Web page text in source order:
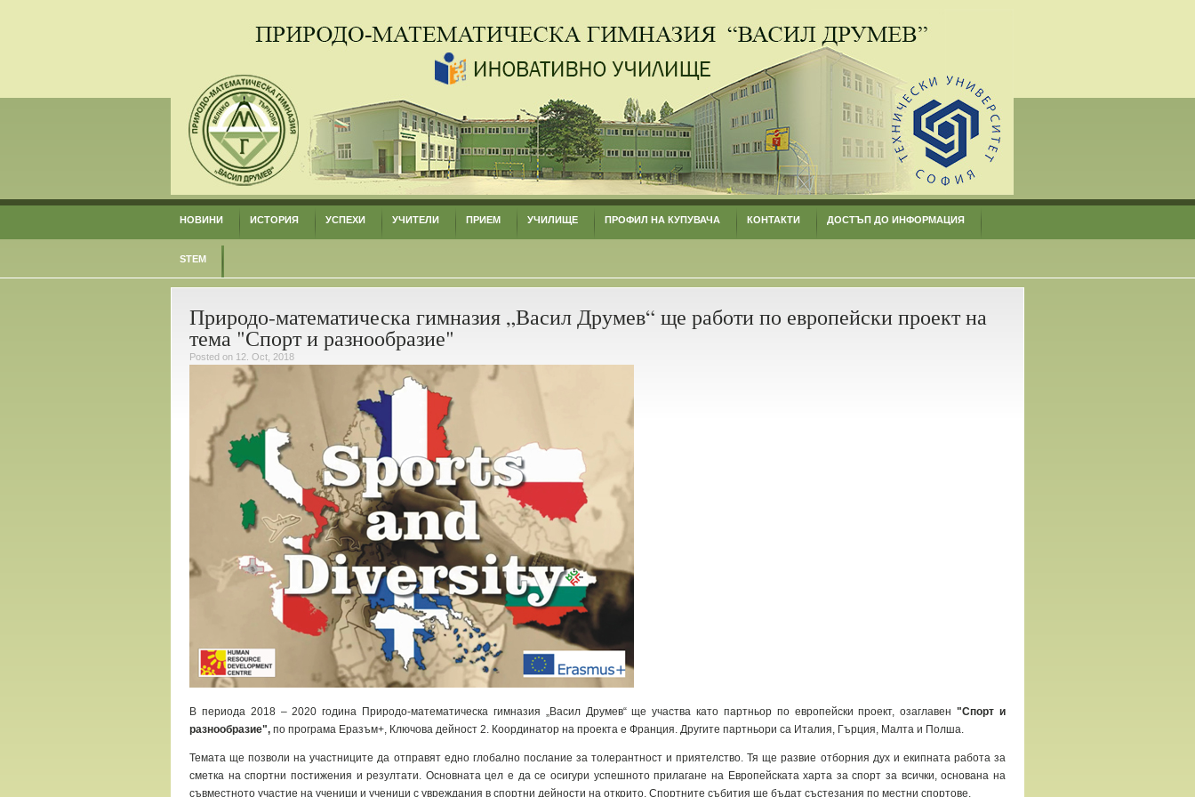
НОВИНИ ИСТОРИЯ УСПЕХИ УЧИТЕЛИ ПРИЕМ УЧИЛИЩЕ ПРОФИЛ НА КУПУВАЧА КОНТАКТИ ДОСТЪП ДО ИНФОРМАЦИЯ
STEM
Природо-математическа гимназия „Васил Друмев“ ще работи по европейски проект на
тема "Спорт и разнообразие"
Posted on 12. Oct, 2018
В периода 2018 – 2020 година Природо-математическа гимназия „Васил Друмев“ ще участва като партньор по европейски проект, озаглавен "Спорт и
разнообразие", по програма Еразъм+, Ключова дейност 2. Координатор на проекта е Франция. Другите партньори са Италия, Гърция, Малта и Полша.
Темата ще позволи на участниците да отправят едно глобално послание за толерантност и приятелство. Тя ще развие отборния дух и екипната работа за
сметка на спортни постижения и резултати. Основната цел е да се осигури успешното прилагане на Европейската харта за спорт за всички, основана на
съвместното участие на ученици и ученици с увреждания в спортни дейности на открито. Спортните събития ще бъдат състезания по местни спортове.